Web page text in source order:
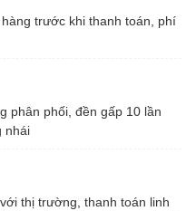
trước khi thanh toán, phí
phân phối, đền gấp 10 lần
nhái
thị trường, thanh toán linh